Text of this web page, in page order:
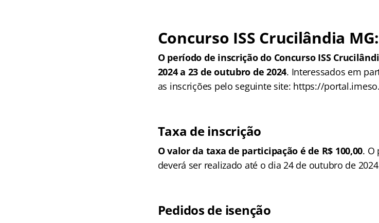
Concurso ISS Crucilândia
O período de inscrição do Concurso ISS
2024 a 23 de outubro de 2024. Interessados em
as inscrições pelo seguinte site: https://
Taxa de inscrição
O valor da taxa de participação é de R$ 100,00. O
deverá ser realizado até o dia 24 de outubro de
Pedidos de isenção